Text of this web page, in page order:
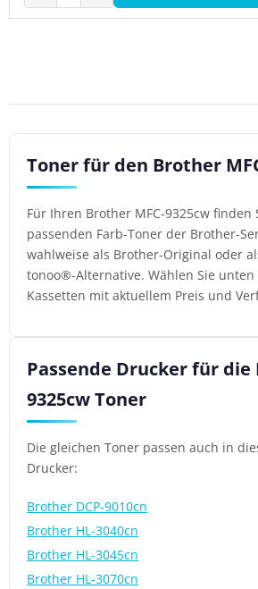
Toner für den Brother
Für Ihren Brother MFC-9325cw
passenden Farb-Toner der Brother-
wahlweise als Brother-Original oder
tonoo®-Alternative. Wählen Sie unten
Kassetten mit aktuellem Preis und
Passende Drucker für die
9325cw Toner
Die gleichen Toner passen auch in
Drucker:
Brother DCP-9010cn
Brother HL-3040cn
Brother HL-3045cn
Brother HL-3070cn